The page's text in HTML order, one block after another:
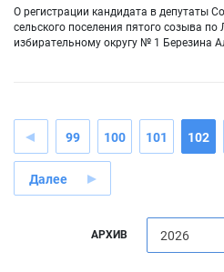
О регистрации кандидата в депутаты
сельского поселения пятого созыва
избирательному округу № 1 Березина
99 100 101 102
Далее
АРХИВ 2026